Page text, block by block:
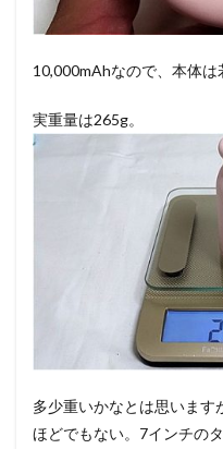
10,000mAhなので、本体は
実重量は265g。
多少重いかなとは思います
ほどでもない。7インチの